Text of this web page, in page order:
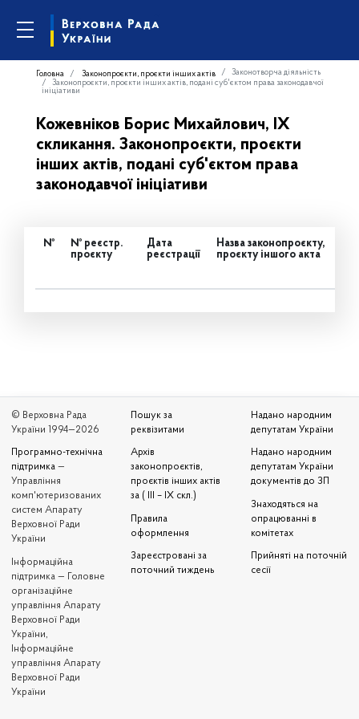
Головна Законопроєкти, проєкти інших актів
Законотворча діяльність
Законопроєкти, проєкти інших актів, подані суб'єктом права законодавчої
ініціативи
Кожевніков Борис Михайлович, IX
скликання. Законопроєкти, проєкти
інших актів, подані суб'єктом права
законодавчої ініціативи
№
№ реєстр.
проєкту
Дата
реєстрації
Назва законопроєкту,
проєкту іншого акта
© Верховна Рада
України 1994—2026
Програмно-технічна
підтримка —
Управління
комп'ютеризованих
систем Апарату
Верховної Ради
України
Iнформаційна
підтримка — Головне
організаційне
управління Апарату
Верховної Ради
України,
Інформаційне
управління Апарату
Верховної Ради
України
Пошук за
реквізитами
Архів
законопроєктів,
проєктів інших актів
за ( III – IX скл.)
Правила
оформлення
Зареєстровані за
поточний тиждень
Надано народним
депутатам України
Надано народним
депутатам України
документів до ЗП
Знаходяться на
опрацюванні в
комітетах
Прийняті на поточній
сесії